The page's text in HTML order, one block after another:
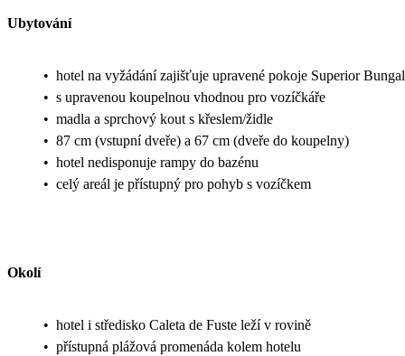
Ubytování
• hotel na vyžádání zajišťuje upravené pokoje Superior
• s upravenou koupelnou vhodnou pro vozíčkáře
• madla a sprchový kout s křeslem/židle
• 87 cm (vstupní dveře) a 67 cm (dveře do koupelny)
• hotel nedisponuje rampy do bazénu
• celý areál je přístupný pro pohyb s vozíčkem
Okolí
• hotel i středisko Caleta de Fuste leží v rovině
• přístupná plážová promenáda kolem hotelu